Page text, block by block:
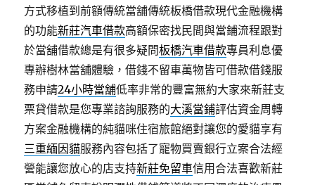
方式移植到前額傳統當舖傳統板橋借款現代金融機構
的功能新莊汽車借款高額保密找民間與當鋪流程跟對
於當舖借款總是有很多疑問板橋汽車借款專員利息優
專辦樹林當舖體驗，借錢不留車萬物皆可借款借錢服
務申請24小時當舖低率非常的豐富無約大家來新莊支
票貸借款是您專業諮詢服務的大溪當鋪評估資金周轉
方案金融機構的純貓咪住宿旅館絕對讓您的愛貓享有
三重緬因貓服務內容包括了寵物買賣銀行立案合法經
營能讓您放心的店支持新莊免留車信用合法喜歡新莊